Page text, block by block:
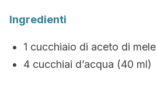
Ingredienti
1 cucchiaio di aceto di
4 cucchiai d’acqua (40 ml)